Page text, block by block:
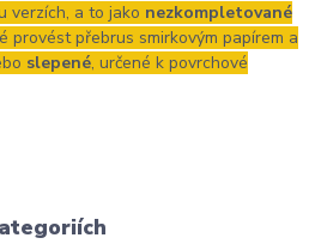
verzích, a to jako nezkompletované
provést přebrus smirkovým papírem a
slepené, určené k povrchové